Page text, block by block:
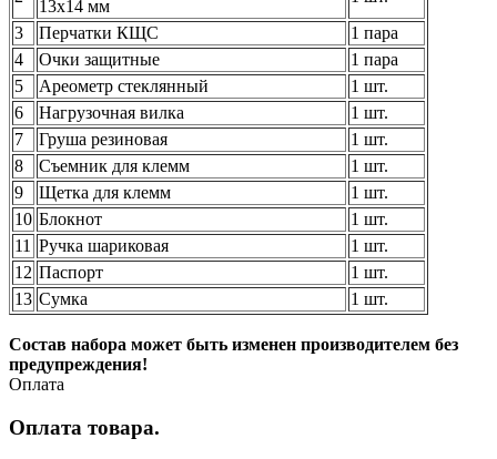
13x14 мм
3
Перчатки КЩС
1 пара
4
Очки защитные
1 пара
5
Ареометр стеклянный
1 шт.
6
Нагрузочная вилка
1 шт.
7
Груша резиновая
1 шт.
8
Съемник для клемм
1 шт.
9
Щетка для клемм
1 шт.
10 Блокнот
1 шт.
11 Ручка шариковая
1 шт.
12 Паспорт
1 шт.
13 Сумка 1 шт.
Состав набора может быть изменен производителем без
предупреждения!
Оплата
Оплата товара.